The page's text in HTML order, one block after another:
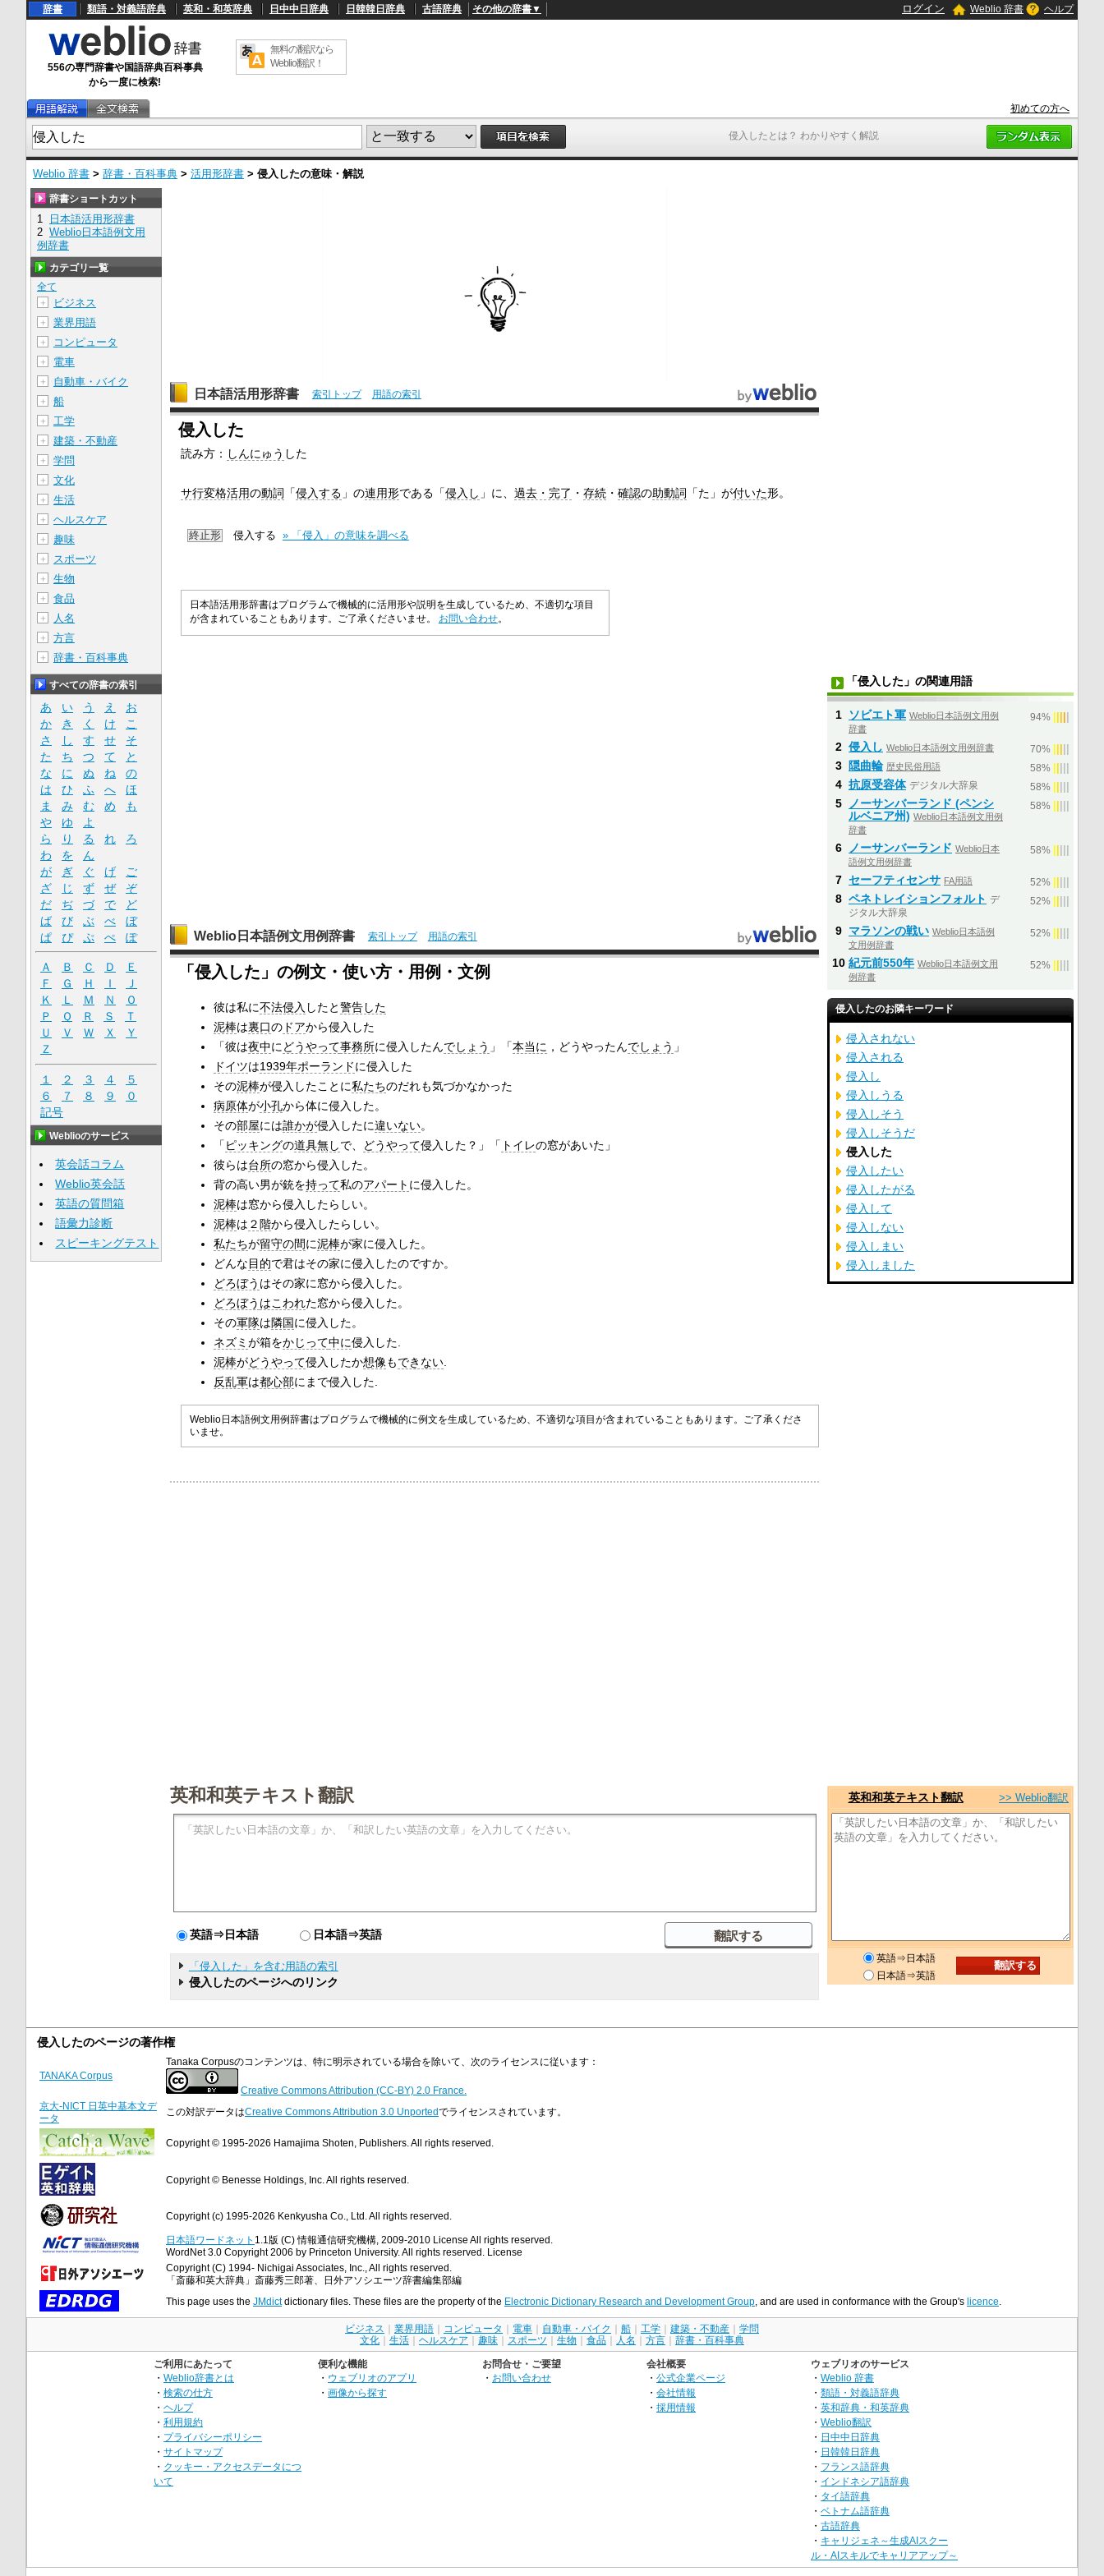
侵入したとは？ わかりやすく解説
辞書 類語・対義語辞典 英和・和英辞典 日中中日辞典 日韓韓日辞典 古語辞典 その他の辞書▼ ログイン Weblio 辞書 ヘルプ
556の専門辞書や国語辞典百科事典
から一度に検索!
無料の翻訳なら
Weblio翻訳！
初めての方へ
Weblio 辞書 > 辞書・百科事典 > 活用形辞書 > 侵入したの意味・解説
日本語活用形辞書 索引トップ 用語の索引
侵入した
読み方： しんにゅう した
サ行変格活用の動詞 「侵入する 」の連用形である「侵入し 」に、 過去・完了 ・ 存続・ 確認の助動詞 「た」が付いた形。
終止形 侵入する » 「侵入」の意味を調べる
日本語活用形辞書はプログラムで機械的に活用形や説明を生成しているため、不適切な項目
が含まれていることもあります。ご了承くださいませ。 お問い合わせ。
Weblio日本語例文用例辞書 索引トップ 用語の索引
「侵入した」の例文・使い方・用例・文例
彼は私に不法侵入 したと警告した
泥棒は裏口のドアから侵入した
「彼は夜中にどうやって事務所に侵入したんでしょう 」「本当に ，どうやったんでしょう 」
ドイツは1939年ポーランドに侵入した
その泥棒が侵入したことに私たちのだれも気づかなかった
病原体が小孔から体に侵入した。
その部屋には誰かが侵入したに違いない。
「 ピッキングの道具無しで、 どうやって侵入した？」「 トイレの窓があいた」
彼らは台所の窓から侵入した。
背の高い男が銃を持って私のアパート に侵入した。
泥棒は窓から侵入したらしい。
泥棒は ２階から侵入したらしい。
私たちが留守の間に泥棒が家に侵入した。
どんな目的で君はその家に侵入したのですか。
どろぼう はその家に窓から侵入した。
どろぼう はこわれた窓から侵入した。
その軍隊は隣国に侵入した。
ネズミ が箱をかじって中に侵入した.
泥棒がどうやって侵入したか想像もできない.
反乱軍は都心部にまで侵入した.
Weblio日本語例文用例辞書はプログラムで機械的に例文を生成しているため、不適切な項目が含まれていることもあります。ご了承くださ
いませ。
英和和英テキスト翻訳
英語⇒日本語 日本語⇒英語
「侵入した」を含む用語の索引
侵入したのページへのリンク
辞書ショートカット
1
日本語活用形辞書
2 Weblio日本語例文用
例辞書
カテゴリ一覧
全て
＋
ビジネス
＋ 業界用語
＋ コンピュータ
＋ 電車
＋ 自動車・バイク
＋ 船
＋ 工学
＋ 建築・不動産
＋ 学問
＋ 文化
＋ 生活
＋ ヘルスケア
＋ 趣味
＋ スポーツ
＋ 生物
＋ 食品
＋ 人名
＋ 方言
＋ 辞書・百科事典
すべての辞書の索引
あ い う え
お
か
き く け
こ
さ
し す せ
そ
た
ち つ て
と
な
に ぬ ね
の
は
ひ ふ へ
ほ
ま
み む め
も
や
ゆ
よ
ら
り る れ
ろ
わ
を
ん
が
ぎ ぐ げ
ご
ざ
じ ず ぜ
ぞ
だ
ぢ づ で
ど
ば
び ぶ べ
ぼ
ぱ
ぴ ぷ ぺ ぽ
Ａ Ｂ Ｃ Ｄ
Ｅ
Ｆ
Ｇ Ｈ Ｉ
Ｊ
Ｋ
Ｌ Ｍ Ｎ
Ｏ
Ｐ
Ｑ Ｒ Ｓ
Ｔ
Ｕ
Ｖ Ｗ Ｘ
Ｙ
Ｚ
１ ２ ３ ４
５
６
７ ８ ９
０
記号
Weblioのサービス
英会話コラム
Weblio英会話
英語の質問箱
語彙力診断
スピーキングテスト
「侵入した」の関連用語
1 ソビエト軍 Weblio日本語例文用例
辞書
94%
2 侵入し Weblio日本語例文用例辞書 70%
3 隠曲輪 歴史民俗用語 58%
4 抗原受容体 デジタル大辞泉 58%
5
ノーサンバーランド (ペンシ
ルベニア州) Weblio日本語例文用例
辞書
58%
6 ノーサンバーランド Weblio日本
語例文用例辞書
58%
7 セーフティセンサ FA用語 52%
8 ペネトレイションフォルト デ
ジタル大辞泉
52%
9 マラソンの戦い Weblio日本語例
文用例辞書
52%
10 紀元前550年 Weblio日本語例文用
例辞書
52%
侵入したのお隣キーワード
侵入されない
侵入される
侵入し
侵入しうる
侵入しそう
侵入しそうだ
侵入した
侵入したい
侵入したがる
侵入して
侵入しない
侵入しまい
侵入しました
英和和英テキスト翻訳 >> Weblio翻訳
英語⇒日本語
日本語⇒英語
侵入したのページの著作権
TANAKA Corpus
Tanaka Corpusのコンテンツは、特に明示されている場合を除いて、次のライセンスに従います：
Creative Commons Attribution (CC-BY) 2.0 France.
京大-NICT 日英中基本文デ
ータ
この対訳データはCreative Commons Attribution 3.0 Unportedでライセンスされています。
Copyright © 1995-2026 Hamajima Shoten, Publishers. All rights reserved.
Copyright © Benesse Holdings, Inc. All rights reserved.
Copyright (c) 1995-2026 Kenkyusha Co., Ltd. All rights reserved.
日本語ワードネット 1.1版 (C) 情報通信研究機構, 2009-2010 License All rights reserved.
WordNet 3.0 Copyright 2006 by Princeton University. All rights reserved. License
Copyright (C) 1994- Nichigai Associates, Inc., All rights reserved.
「斎藤和英大辞典」斎藤秀三郎著、日外アソシエーツ辞書編集部編
This page uses the JMdictdictionary files. These files are the property of the Electronic Dictionary Research and Development Group, and are used in conformance with the Group's licence.
ビジネス 業界用語 コンピュータ 電車 自動車・バイク 船 工学 建築・不動産
学問
文化
生活 ヘルスケア 趣味 スポーツ 生物 食品 人名 方言 辞書・百科事典
ご利用にあたって
・ Weblio辞書とは
・ 検索の仕方
・ ヘルプ
・ 利用規約
・ プライバシーポリシー
・ サイトマップ
・ クッキー・アクセスデータにつ
いて
便利な機能
・ ウェブリオのアプリ
・ 画像から探す
お問合せ・ご要望
・ お問い合わせ
会社概要
・ 公式企業ページ
・ 会社情報
・ 採用情報
ウェブリオのサービス
・ Weblio 辞書
・ 類語・対義語辞典
・ 英和辞典・和英辞典
・ Weblio翻訳
・ 日中中日辞典
・ 日韓韓日辞典
・ フランス語辞典
・ インドネシア語辞典
・ タイ語辞典
・ ベトナム語辞典
・ 古語辞典
・ キャリジェネ～生成AIスクー
ル・AIスキルでキャリアアップ～